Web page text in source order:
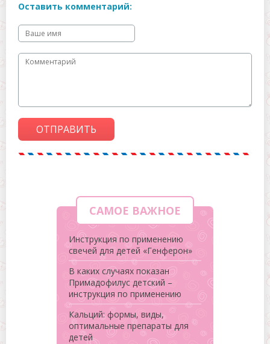
Оставить комментарий:
ОТПРАВИТЬ
САМОЕ ВАЖНОЕ
Инструкция по применению
свечей для детей «Генферон»
В каких случаях показан
Примадофилус детский –
инструкция по применению
Кальций: формы, виды,
оптимальные препараты для
детей